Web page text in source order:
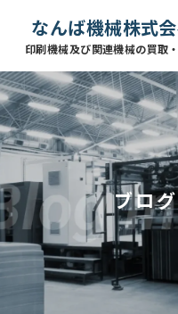
なんば機械株式
印刷機械及び関連機械の買取
ブロ